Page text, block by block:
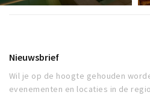
Nieuwsbrief
Wil je op de hoogte gehouden
evenementen en locaties in de